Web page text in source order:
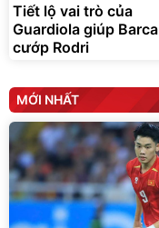
Tiết lộ vai trò của
Guardiola giúp Barca
cướp Rodri
MỚI NHẤT